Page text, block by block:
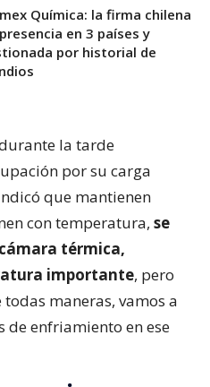
Química: la firma chilena
en 3 países y
por historial de
la tarde
por su carga
que mantienen
con temperatura, se
térmica,
importante, pero
maneras, vamos a
enfriamiento en ese